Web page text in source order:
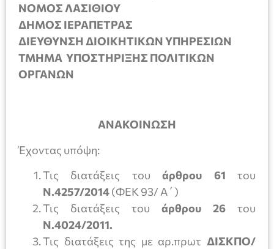
ΝΟΜΟΣ ΛΑΣΙΘΙΟΥ
ΔΗΜΟΣ ΙΕΡΑΠΕΤΡΑΣ
ΔΙΕΥΘΥΝΣΗ ΔΙΟΙΚΗΤΙΚΩΝ ΥΠΗΡΕΣΙΩΝ
ΤΜΗΜΑ ΥΠΟΣΤΗΡΙΞΗΣ ΠΟΛΙΤΙΚΩΝ
ΟΡΓΑΝΩΝ
ΑΝΑΚΟΙΝΩΣΗ
Έχοντας υπόψη:
Τις διατάξεις τουάρθρου 61 του
Ν.4257/2014(ΦΕΚ 93/ Α΄)
Τις διατάξεις του άρθρου 26 του
Ν.4024/2011.
Τις διατάξεις της με αρ.πρωτ ΔΙΣΚΠΟ/